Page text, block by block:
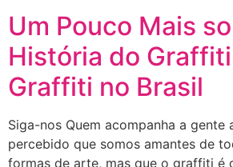
Um Pouco Mais
História do
Graffiti no Brasil
Siga-nos Quem acompanha a gente
percebido que somos amantes de
formas de arte, mas que o graffiti é